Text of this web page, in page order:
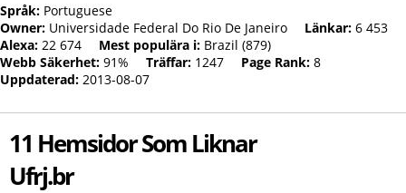
Språk: Portuguese
Owner: Universidade Federal Do Rio De Janeiro Länkar: 6 453
Alexa: 22 674 Mest populära i: Brazil (879)
Webb Säkerhet: 91% Träffar: 1247 Page Rank: 8
Uppdaterad: 2013-08-07
11 Hemsidor Som Liknar
Ufrj.br